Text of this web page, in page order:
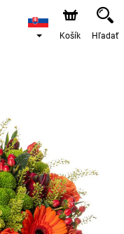
Košík Hľadať